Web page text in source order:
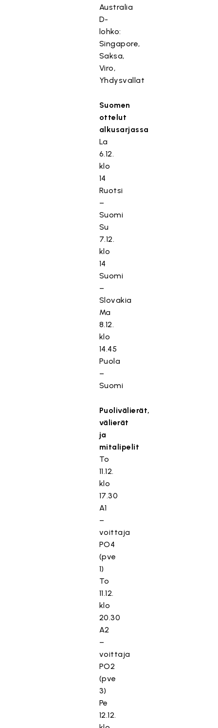
Australia
D-
lohko:
Singapore,
Saksa,
Viro,
Yhdysvallat
Suomen
ottelut
alkusarjassa
La
6.12.
klo
14
Ruotsi
–
Suomi
Su
7.12.
klo
14
Suomi
–
Slovakia
Ma
8.12.
klo
14.45
Puola
–
Suomi
Puolivälierät,
välierät
ja
mitalipelit
To
11.12.
klo
17.30
A1
–
voittaja
PO4
(pve
1)
To
11.12.
klo
20.30
A2
–
voittaja
PO2
(pve
3)
Pe
12.12.